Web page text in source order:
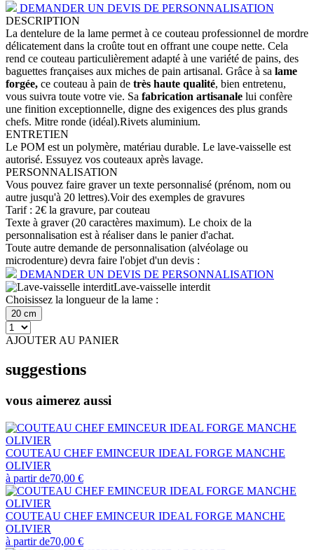
DEMANDER UN DEVIS DE PERSONNALISATION
DESCRIPTION
La dentelure de la lame permet à ce couteau professionnel de mordre
délicatement dans la croûte tout en offrant une coupe nette. Cela
rend ce couteau particulièrement adapté à une variété de pains, des
baguettes françaises aux miches de pain artisanal. Grâce à sa lame
forgée, ce couteau à pain de très haute qualité, bien entretenu,
vous suivra toute votre vie. Sa fabrication artisanale lui confère
une finition exceptionnelle, digne des exigences des plus grands
chefs. Mitre ronde (idéal).Rivets aluminium.
ENTRETIEN
Le POM est un polymère, matériau durable. Le lave-vaisselle est
autorisé. Essuyez vos couteaux après lavage.
PERSONNALISATION
Vous pouvez faire graver un texte personnalisé (prénom, nom ou
autre jusqu'à 20 lettres).Voir des exemples de gravures
Tarif : 2€ la gravure, par couteau
Texte à graver (20 caractères maximum). Le choix de la
personnalisation est à réaliser dans le panier d'achat.
Toute autre demande de personnalisation (alvéolage ou
microdenture) devra faire l'objet d'un devis :
DEMANDER UN DEVIS DE PERSONNALISATION
Lave-vaisselle interdit
Choisissez la longueur de la lame :
20 cm
AJOUTER AU PANIER
suggestions
vous aimerez aussi
COUTEAU CHEF EMINCEUR IDEAL FORGE MANCHE
OLIVIER
à partir de70,00 €
COUTEAU CHEF EMINCEUR IDEAL FORGE MANCHE
OLIVIER
à partir de70,00 €